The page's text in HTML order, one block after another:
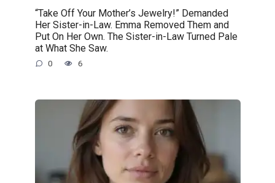
“Take Off Your Mother’s Jewelry!” Demanded
Her Sister-in-Law. Emma Removed Them and
Put On Her Own. The Sister-in-Law Turned Pale
at What She Saw.
0 6